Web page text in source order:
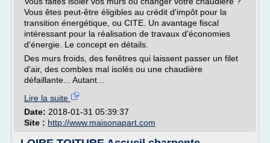
Vous êtes peut-être éligibles au crédit d'impôt pour la
transition énergétique, ou CITE. Un avantage fiscal
intéressant pour la réalisation de travaux d'économies
d'énergie. Le concept en détails.
Des murs froids, des fenêtres qui laissent passer un filet
d'air, des combles mal isolés ou une chaudière
défaillante... Autant...
Lire la suite
Date: 2018-01-31 05:39:37
Site : http://www.maisonapart.com